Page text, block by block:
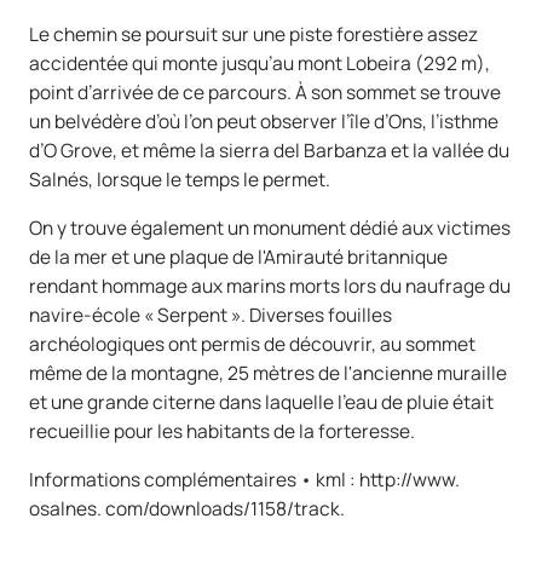
Le chemin se poursuit sur une piste forestière assez
accidentée qui monte jusqu’au mont Lobeira (292 m),
point d’arrivée de ce parcours. À son sommet se trouve
un belvédère d’où l’on peut observer l’île d’Ons, l’isthme
d’O Grove, et même la sierra del Barbanza et la vallée du
Salnés, lorsque le temps le permet.
On y trouve également un monument dédié aux victimes
de la mer et une plaque de l'Amirauté britannique
rendant hommage aux marins morts lors du naufrage du
navire-école « Serpent ». Diverses fouilles
archéologiques ont permis de découvrir, au sommet
même de la montagne, 25 mètres de l'ancienne muraille
et une grande citerne dans laquelle l'eau de pluie était
recueillie pour les habitants de la forteresse.
Informations complémentaires • kml : http://www.
osalnes. com/downloads/1158/track.